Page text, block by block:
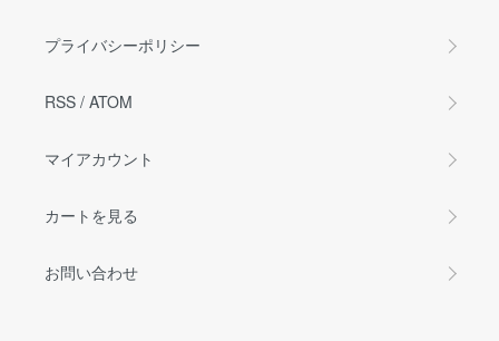
プライバシーポリシー
RSS / ATOM
マイアカウント
カートを見る
お問い合わせ